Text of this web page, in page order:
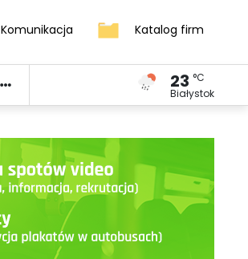
Komunikacja Katalog firm
23 °C
Białystok